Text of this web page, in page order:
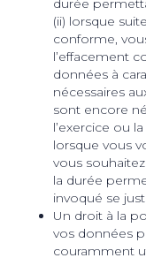
durée
(ii) lorsque
conforme,
l’effacement
données à
nécessaires
sont encore
l’exercice ou
lorsque vous
vous
la durée
invoqué se
Un droit à la
vos données
couramment